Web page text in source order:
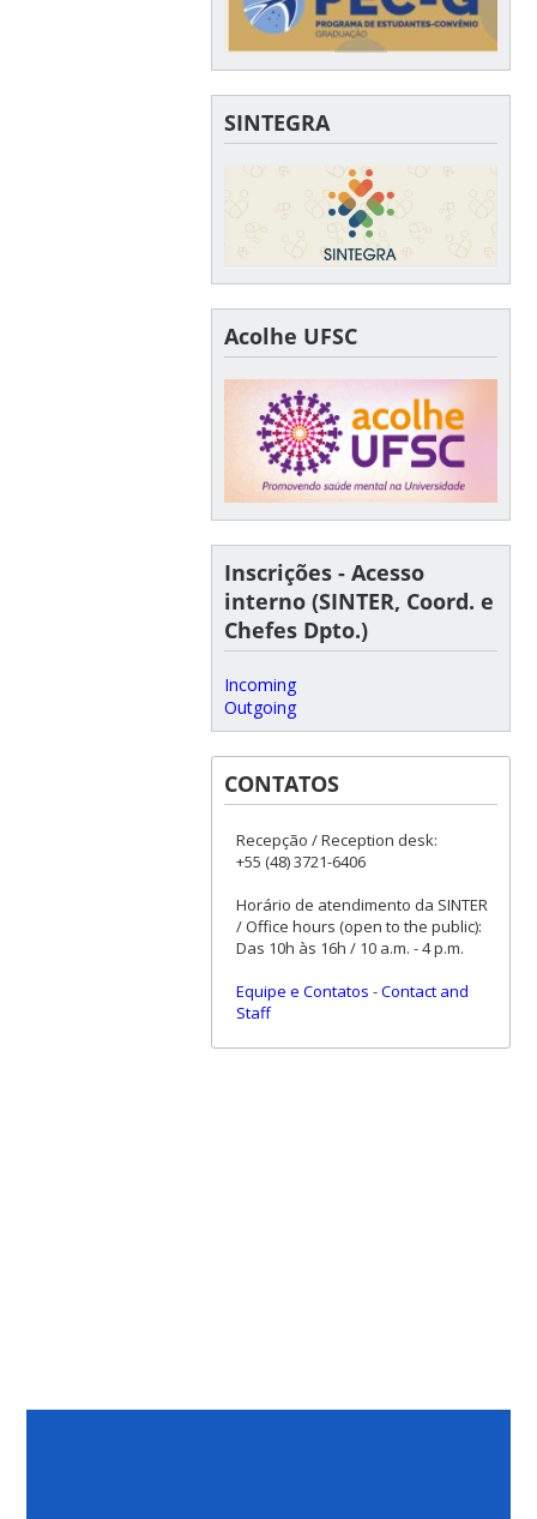
SINTEGRA
Acolhe UFSC
Inscrições - Acesso
interno (SINTER, Coord. e
Chefes Dpto.)
Incoming
Outgoing
CONTATOS
Recepção / Reception desk:
+55 (48) 3721-6406
Horário de atendimento da SINTER
/ Office hours (open to the public):
Das 10h às 16h / 10 a.m. - 4 p.m.
Equipe e Contatos -Contact and
Staff